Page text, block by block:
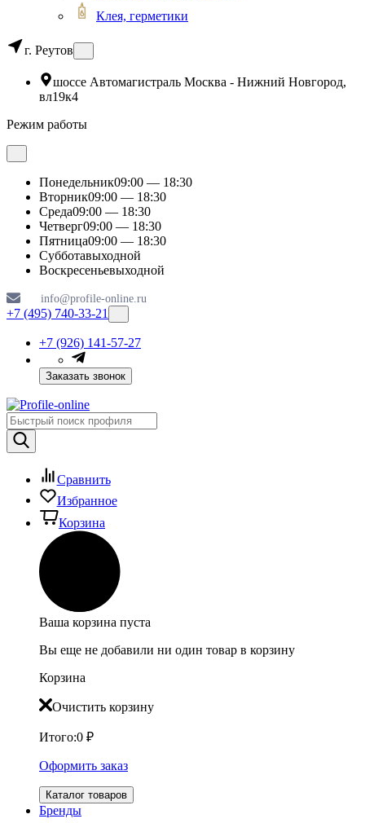
Клея, герметики
г. Реутов
шоссе Автомагистраль Москва - Нижний Новгород,
вл19к4
Режим работы
Понедельник09:00 — 18:30
Вторник09:00 — 18:30
Среда09:00 — 18:30
Четверг09:00 — 18:30
Пятница09:00 — 18:30
Субботавыходной
Воскресеньевыходной
info@profile-online.ru
+7 (495) 740-33-21
+7 (926) 141-57-27
Заказать звонок
Сравнить
Избранное
Корзина
Ваша корзина пуста
Вы еще не добавили ни один товар в корзину
Корзина
Очистить корзину
Итого:0 ₽
Оформить заказ
Каталог товаров
Бренды